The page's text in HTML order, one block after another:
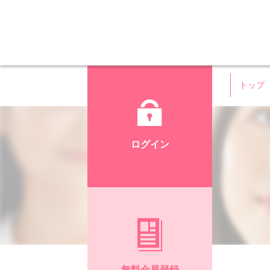
トップ
ログイン